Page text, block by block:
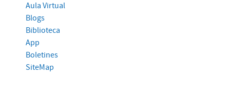
Aula Virtual
Blogs
Biblioteca
App
Boletines
SiteMap